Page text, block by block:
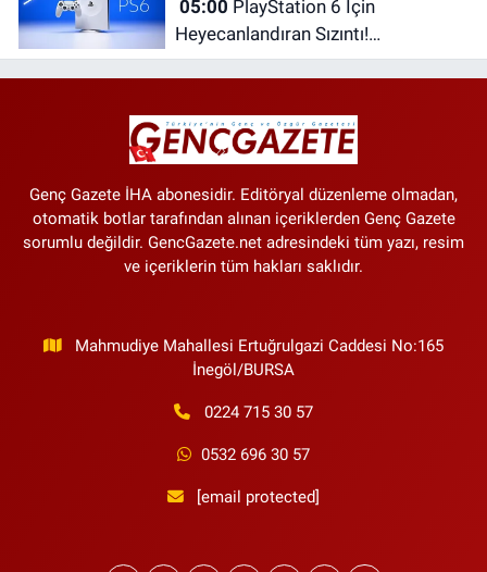
05:00
Heyecanlandıran Sızıntı!
Performansı PS5'i Geride Bırakabilir
Genç Gazete İHA abonesidir. Editöryal düzenleme olmadan,
otomatik botlar tarafından alınan içeriklerden Genç Gazete
sorumlu değildir. GencGazete.net adresindeki tüm yazı, resim
ve içeriklerin tüm hakları saklıdır.
Mahmudiye Mahallesi Ertuğrulgazi Caddesi No:165
İnegöl/BURSA
0224 715 30 57
0532 696 30 57
[email protected]